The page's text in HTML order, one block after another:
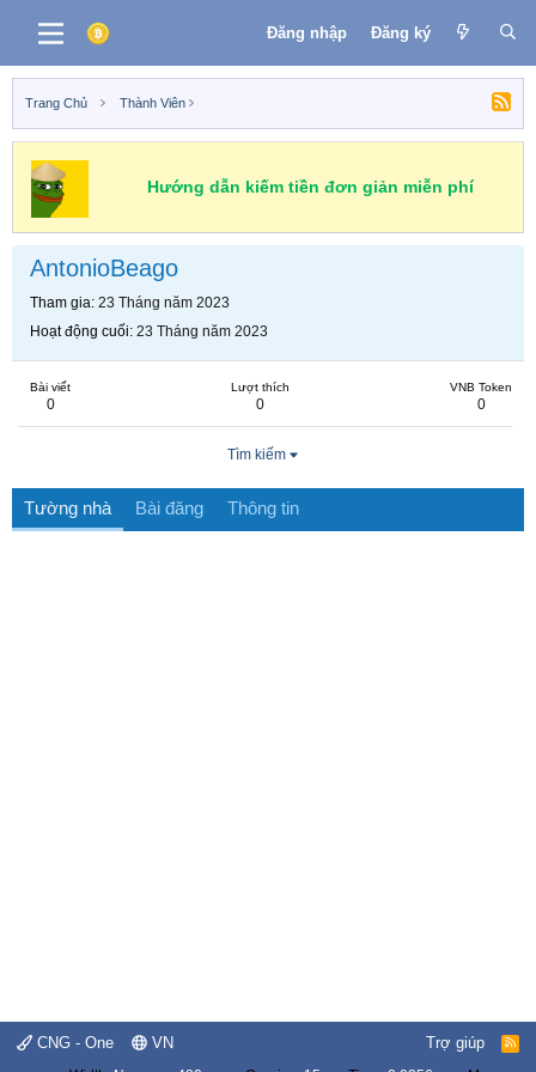
Đăng nhập Đăng ký
Trang Chủ Thành Viên
Hướng dẫn kiếm tiền đơn giản miễn phí
AntonioBeago
Tham gia 23 Tháng năm 2023
Hoạt động cuối 23 Tháng năm 2023
Bài viết
0
Lượt thích
0
VNB Token
0
Tìm kiếm
Tường nhà Bài đăng Thông tin
CNG - One VN Trợ giúp
R